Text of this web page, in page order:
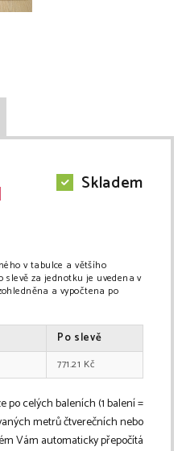
Skladem
v tabulce a většího
slevě za jednotku je uvedena v
a vypočtena po
Po slevě
771.21 Kč
po celých baleních (1 balení =
metrů čtverečních nebo
Vám automaticky přepočítá